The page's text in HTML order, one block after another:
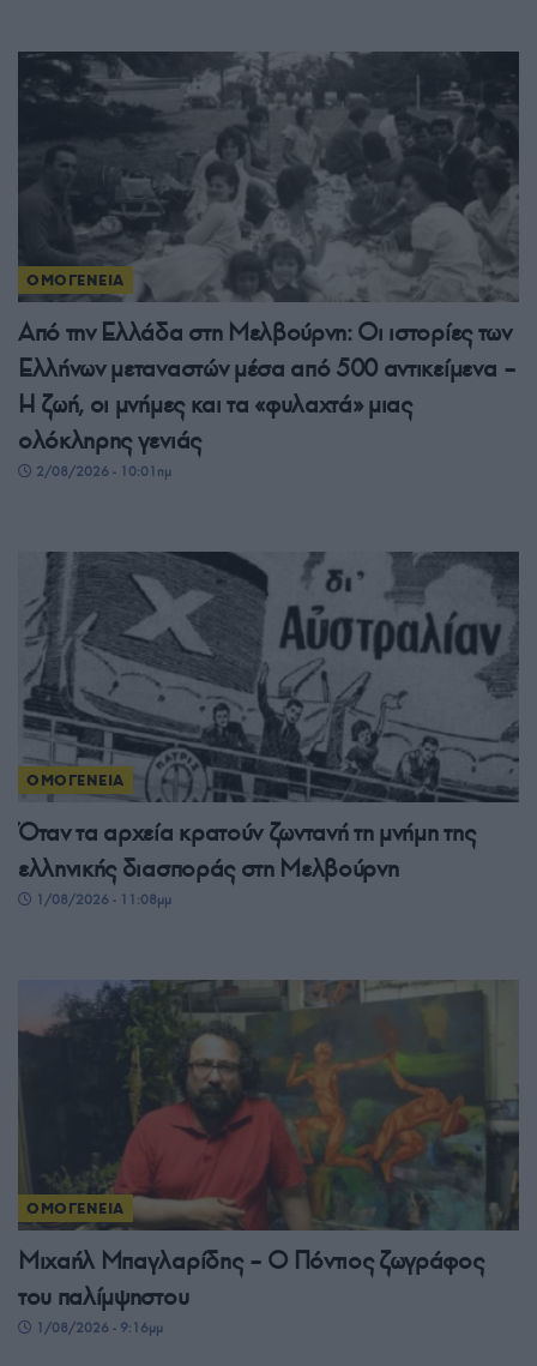
ΟΜΟΓΕΝΕΙΑ
Από την Ελλάδα στη Μελβούρνη: Οι ιστορίες των
Ελλήνων μεταναστών μέσα από 500 αντικείμενα –
Η ζωή, οι μνήμες και τα «φυλαχτά» μιας
ολόκληρης γενιάς
2/08/2026 - 10:01πμ
ΟΜΟΓΕΝΕΙΑ
Όταν τα αρχεία κρατούν ζωντανή τη μνήμη της
ελληνικής διασποράς στη Μελβούρνη
1/08/2026 - 11:08μμ
ΟΜΟΓΕΝΕΙΑ
Μιχαήλ Μπαγλαρίδης – Ο Πόντιος ζωγράφος
του παλίμψηστου
1/08/2026 - 9:16μμ